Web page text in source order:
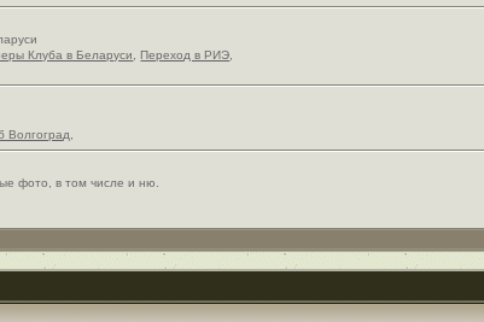
Клуба в Беларуси Переход в РИЭ
Волгоград
фото, в том числе и ню.